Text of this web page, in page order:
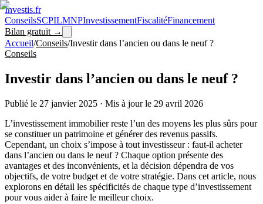
Investis.fr
ConseilsSCPILMNPInvestissementFiscalitéFinancement
Bilan gratuit →
Accueil/Conseils/Investir dans l’ancien ou dans le neuf ?
Conseils
Investir dans l’ancien ou dans le neuf ?
Publié le 27 janvier 2025 · Mis à jour le 29 avril 2026
L’investissement immobilier reste l’un des moyens les plus sûrs pour
se constituer un patrimoine et générer des revenus passifs.
Cependant, un choix s’impose à tout investisseur : faut-il acheter
dans l’ancien ou dans le neuf ? Chaque option présente des
avantages et des inconvénients, et la décision dépendra de vos
objectifs, de votre budget et de votre stratégie. Dans cet article, nous
explorons en détail les spécificités de chaque type d’investissement
pour vous aider à faire le meilleur choix.